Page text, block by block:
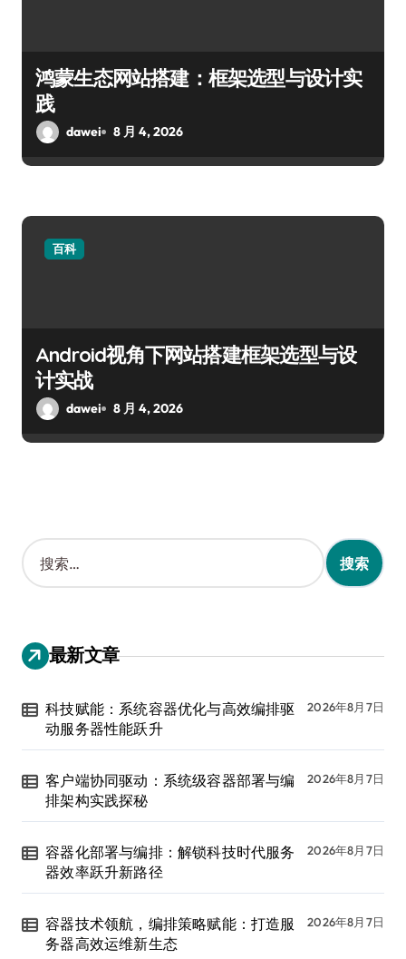
鸿蒙生态网站搭建：框架选型与设计实
践
dawei 8 月 4, 2026
百科
Android视角下网站搭建框架选型与设
计实战
dawei 8 月 4, 2026
搜
索
：
最新文章
科技赋能：系统容器优化与高效编排驱
动服务器性能跃升
2026年8月7日
客户端协同驱动：系统级容器部署与编
排架构实践探秘
2026年8月7日
容器化部署与编排：解锁科技时代服务
器效率跃升新路径
2026年8月7日
容器技术领航，编排策略赋能：打造服
务器高效运维新生态
2026年8月7日